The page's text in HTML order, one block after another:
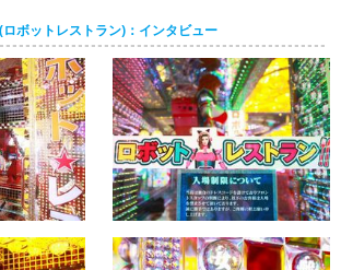
ボットレストラン)：インタビュー